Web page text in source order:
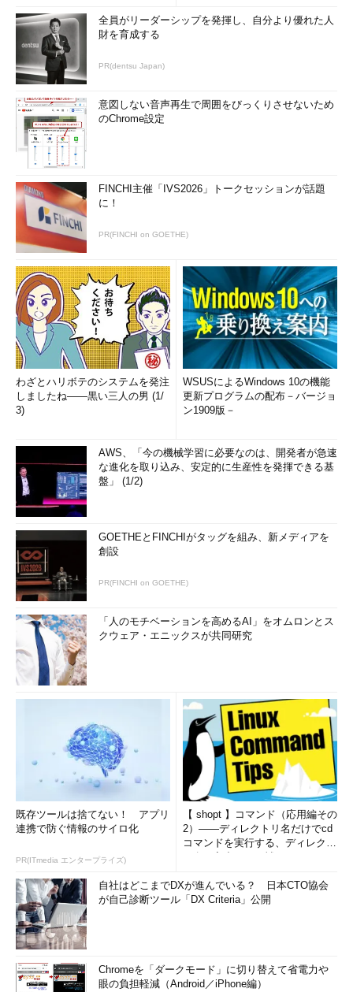
全員がリーダーシップを発揮し、自分より優れた人
財を育成する
PR(dentsu Japan)
意図しない音声再生で周囲をびっくりさせないため
のChrome設定
FINCHI主催「IVS2026」トークセッションが話題
に！
PR(FINCHI on GOETHE)
わざとハリボテのシステムを発注
しましたね――黒い三人の男 (1/
3)
WSUSによるWindows 10の機能
更新プログラムの配布－バージョ
ン1909版－
AWS、「今の機械学習に必要なのは、開発者が急速
な進化を取り込み、安定的に生産性を発揮できる基
盤」 (1/2)
GOETHEとFINCHIがタッグを組み、新メディアを
創設
PR(FINCHI on GOETHE)
「人のモチベーションを高めるAI」をオムロンとス
クウェア・エニックスが共同研究
既存ツールは捨てない！ アプリ
連携で防ぐ情報のサイロ化
PR(ITmedia エンタープライズ)
【 shopt 】コマンド（応用編その
2）――ディレクトリ名だけでcd
コマンドを実行する、ディレクト
自社はどこまでDXが進んでいる？ 日本CTO協会
が自己診断ツール「DX Criteria」公開
Chromeを「ダークモード」に切り替えて省電力や
眼の負担軽減（Android／iPhone編）